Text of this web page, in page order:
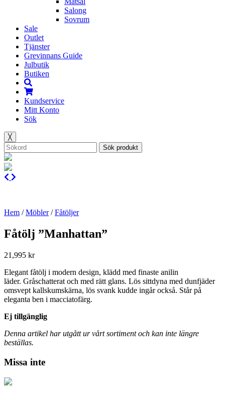
Salong
Sovrum
Sale
Outlet
Tjänster
Grevinnans Guide
Julbutik
Butiken
Kundservice
Mitt Konto
Sök
╳
Sök produkt
Hem /Möbler/Fåtöljer
Fåtölj ”Manhattan”
21,995 kr
Elegant fåtölj i modern design, klädd med finaste anilin
läder. Gråschatterat och med rätt glans. Lös sittdyna med dunfjäder
omsvept kallskumskärna, lös svank kudde ingår också. Står på
eleganta ben i macciatofärg.
Ej tillgänglig
Denna artikel har utgått ur vårt sortiment och kan inte längre
beställas.
Missa inte